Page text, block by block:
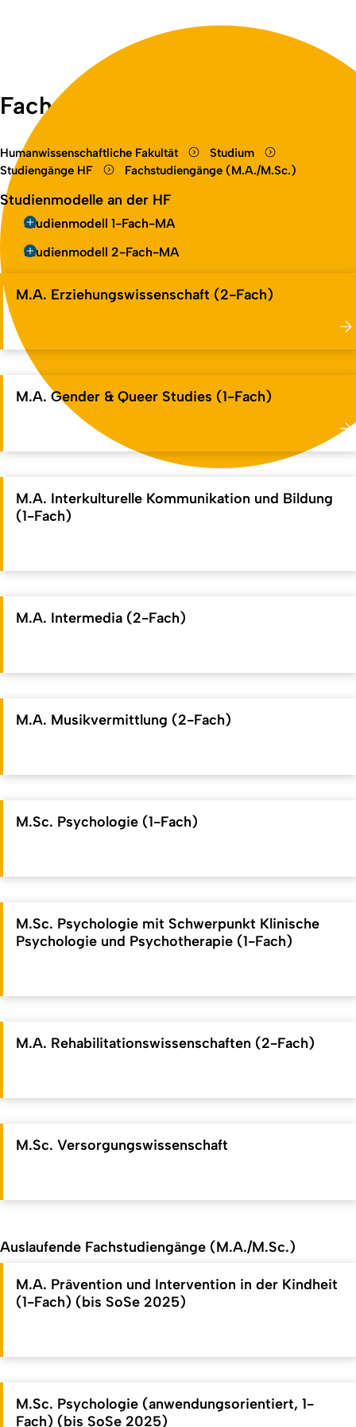
Fachstudiengänge (M.A./M.Sc.)
Humanwissenschaftliche Fakultät
Studium
Studiengänge HF
Fachstudiengänge (M.A./M.Sc.)
Studienmodelle an der HF
Studienmodell 1-Fach-MA
Studienmodell 2-Fach-MA
M.A. Erziehungswissenschaft (2-Fach)
M.A. Gender & Queer Studies (1-Fach)
M.A. Interkulturelle Kommunikation und Bildung
(1-Fach)
M.A. Intermedia (2-Fach)
M.A. Musikvermittlung (2-Fach)
M.Sc. Psychologie (1-Fach)
M.Sc. Psychologie mit Schwerpunkt Klinische
Psychologie und Psychotherapie (1-Fach)
M.A. Rehabilitationswissenschaften (2-Fach)
M.Sc. Versorgungswissenschaft
Auslaufende Fachstudiengänge (M.A./M.Sc.)
M.A. Prävention und Intervention in der Kindheit
(1-Fach) (bis SoSe 2025)
M.Sc. Psychologie (anwendungsorientiert, 1-
Fach) (bis SoSe 2025)